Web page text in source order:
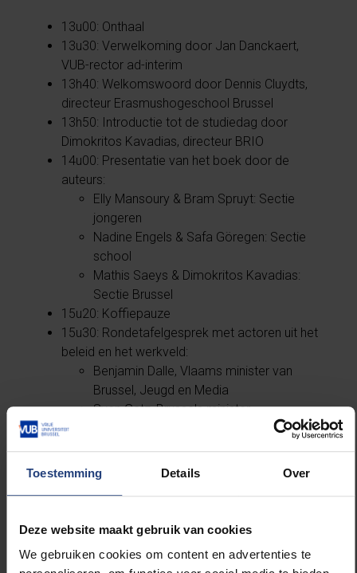
Toestemming Details Over
Deze website maakt gebruik van cookies
We gebruiken cookies om content en advertenties te
13u00: Onthaal
13u30: Verwelkoming door Jan Danckaert,
VUB-rector ad-interim
13h40: Welkomswoord door Dennis Cluydts,
directeur Erasmushogeschool Brussel
13h50: Introductie tot de studiedag door
Dimokritos Kavadias, directeur BRIO
14u00: Presentatie van het boek door de
auteurs:
Elly Mansoury & Bram Spruyt: Sectie
jongeren
Nadine Engels & Safa Göregen: Sectie
school
Mathis Saeys & Dimokritos Kavadias:
Sectie Brussel
15u20: Koffiepauze
15u30: Rondetafelgesprek met actoren uit het
beleid en het werkveld:
Benjamin Dalle, Vlaams minister van
Brussel, Jeugd en Media
Sven Gatz, Brussels minister
Vlaamse Jeugdraad
16u30: Slotwoord door Caroline Gennez,
16u40–17u30: Receptie